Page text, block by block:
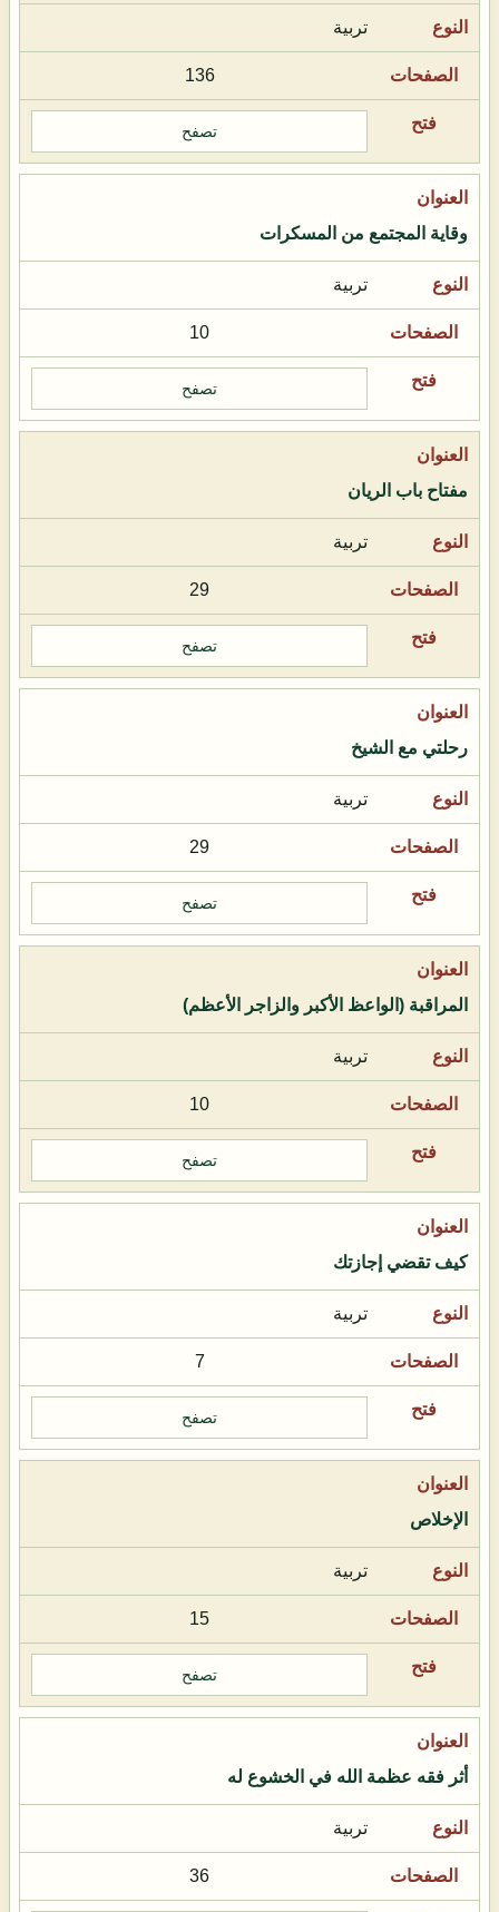
تربية
136
تصفح
وقاية المجتمع من المسكرات
تربية
10
تصفح
مفتاح باب الريان
تربية
29
تصفح
رحلتي مع الشيخ
تربية
29
تصفح
المراقبة (الواعظ الأكبر والزاجر الأعظم)
تربية
10
تصفح
كيف تقضي إجازتك
تربية
7
تصفح
الإخلاص
تربية
15
تصفح
أثر فقه عظمة الله في الخشوع له
تربية
36